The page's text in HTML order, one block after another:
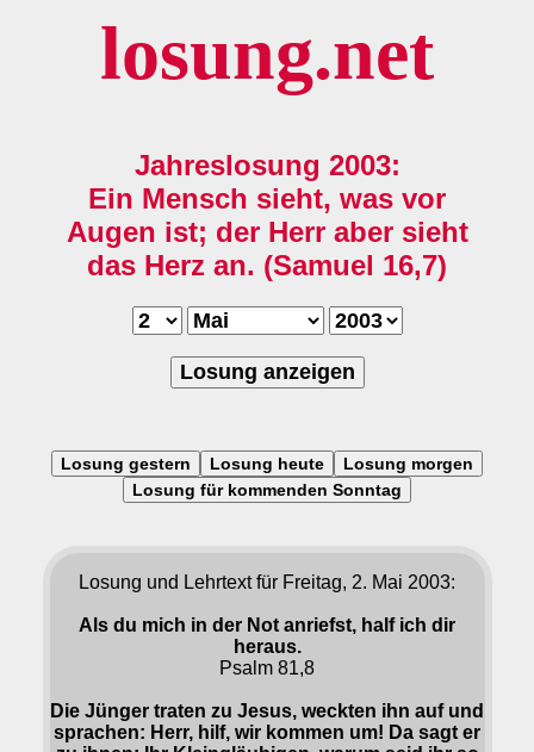
losung.net
Jahreslosung 2003:
Ein Mensch sieht, was vor
Augen ist; der Herr aber sieht
das Herz an. (Samuel 16,7)
Losung anzeigen
Losung gestern Losung heute
Losung morgen
Losung für kommenden Sonntag
Losung und Lehrtext für Freitag, 2. Mai 2003:
Als du mich in der Not anriefst, half ich dir
heraus.
Psalm 81,8
Die Jünger traten zu Jesus, weckten ihn auf und
sprachen: Herr, hilf, wir kommen um! Da sagt er